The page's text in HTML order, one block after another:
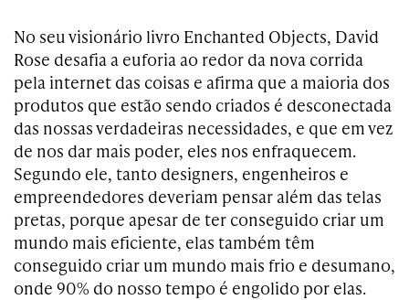
No seu visionário livro Enchanted Objects, David
Rose desafia a euforia ao redor da nova corrida
pela internet das coisas e afirma que a maioria dos
produtos que estão sendo criados é desconectada
das nossas verdadeiras necessidades, e que em vez
de nos dar mais poder, eles nos enfraquecem.
Segundo ele, tanto designers, engenheiros e
empreendedores deveriam pensar além das telas
pretas, porque apesar de ter conseguido criar um
mundo mais eficiente, elas também têm
conseguido criar um mundo mais frio e desumano,
onde 90% do nosso tempo é engolido por elas.